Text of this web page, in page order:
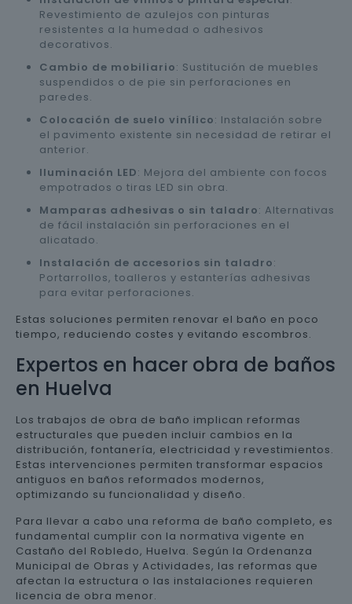
Revestimiento de azulejos con pinturas
resistentes a la humedad o adhesivos
decorativos.
Cambio de mobiliario: Sustitución de muebles
suspendidos o de pie sin perforaciones en
paredes.
Colocación de suelo vinílico: Instalación sobre
el pavimento existente sin necesidad de retirar el
anterior.
Iluminación LED: Mejora del ambiente con focos
empotrados o tiras LED sin obra.
Mamparas adhesivas o sin taladro: Alternativas
de fácil instalación sin perforaciones en el
alicatado.
Instalación de accesorios sin taladro:
Portarrollos, toalleros y estanterías adhesivas
para evitar perforaciones.
Estas soluciones permiten renovar el baño en poco
tiempo, reduciendo costes y evitando escombros.
Expertos en hacer obra de baños
en Huelva
Los trabajos de obra de baño implican reformas
estructurales que pueden incluir cambios en la
distribución, fontanería, electricidad y revestimientos.
Estas intervenciones permiten transformar espacios
antiguos en baños reformados modernos,
optimizando su funcionalidad y diseño.
Para llevar a cabo una reforma de baño completo, es
fundamental cumplir con la normativa vigente en
Castaño del Robledo, Huelva. Según la Ordenanza
Municipal de Obras y Actividades, las reformas que
afectan la estructura o las instalaciones requieren
licencia de obra menor.